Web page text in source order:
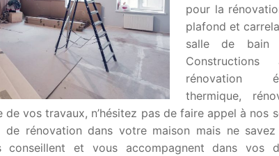
pour la
plafond et
salle de bain
rénovation
thermique,
de vos travaux, n’hésitez pas de faire appel à nos
de rénovation dans votre maison mais ne
conseillent et vous accompagnent dans vos